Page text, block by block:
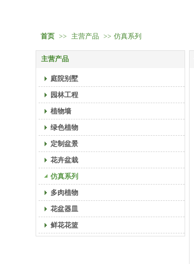
首页 >> 主营产品 >> 仿真系列
主营产品
庭院别墅
园林工程
植物墙
绿色植物
定制盆景
花卉盆栽
仿真系列
多肉植物
花盆器皿
鲜花花篮